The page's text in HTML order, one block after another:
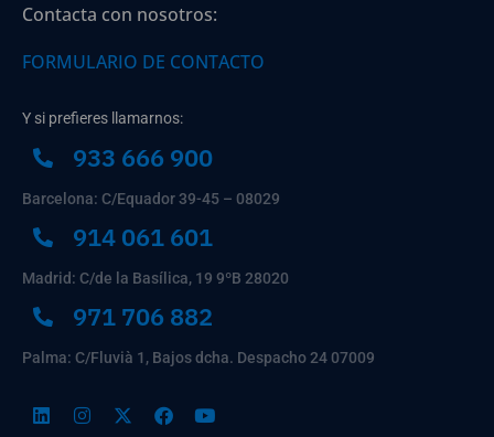
Contacta con nosotros:
FORMULARIO DE CONTACTO
Y si prefieres llamarnos:
933 666 900
Barcelona: C/Equador 39-45 – 08029
914 061 601
Madrid: C/de la Basílica, 19 9ºB 28020
971 706 882
Palma: C/Fluvià 1, Bajos dcha. Despacho 24 07009